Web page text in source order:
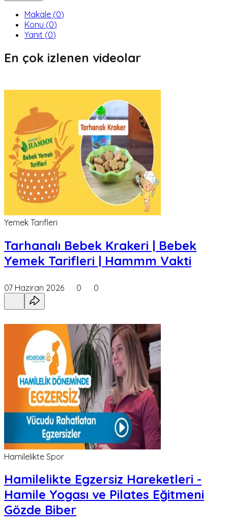
Makale (0)
Konu (0)
Yanıt (0)
En çok izlenen videolar
Yemek Tarifleri
Tarhanalı Bebek Krakeri | Bebek
Yemek Tarifleri | Hammm Vakti
07 Haziran 2026 0 0
Hamilelikte Spor
Hamilelikte Egzersiz Hareketleri -
Hamile Yogası ve Pilates Eğitmeni
Gözde Biber